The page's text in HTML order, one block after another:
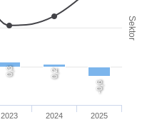
Sektor
0,3 0,2
-0,6
2023 2024 2025